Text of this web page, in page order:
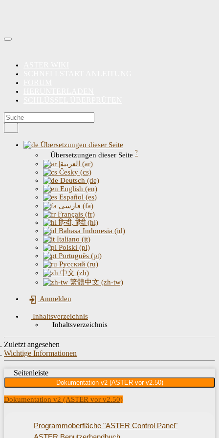
Übersetzungen dieser Seite
Übersetzungen dieser Seite ?
|العربية (ar)
Česky (cs)
Deutsch (de)
English (en)
Español (es)
فارسی (fa)
Français (fr)
हिन्दी, हिंदी (hi)
Bahasa Indonesia (id)
Italiano (it)
Polski (pl)
Português (pt)
Русский (ru)
中文 (zh)
繁體中文 (zh-tw)
Anmelden
Inhaltsverzeichnis
Inhaltsverzeichnis
Zuletzt angesehen
Wichtige Informationen
Seitenleiste
Dokumentation v2 (ASTER vor v2.50)
Dokumentation v2 (ASTER vor v2.50)
Programmoberfläche "ASTER Control Panel"